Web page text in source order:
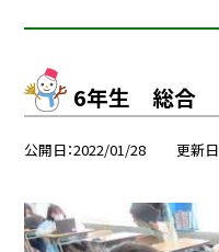
6年生 総合
公開日 2022/01/28 更新日